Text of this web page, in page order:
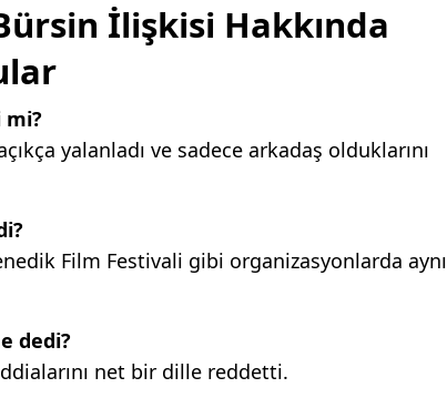
İlişkisi Hakkında
mi?
yalanladı ve sadece arkadaş olduklarını
Film Festivali gibi organizasyonlarda aynı
dedi?
net bir dille reddetti.